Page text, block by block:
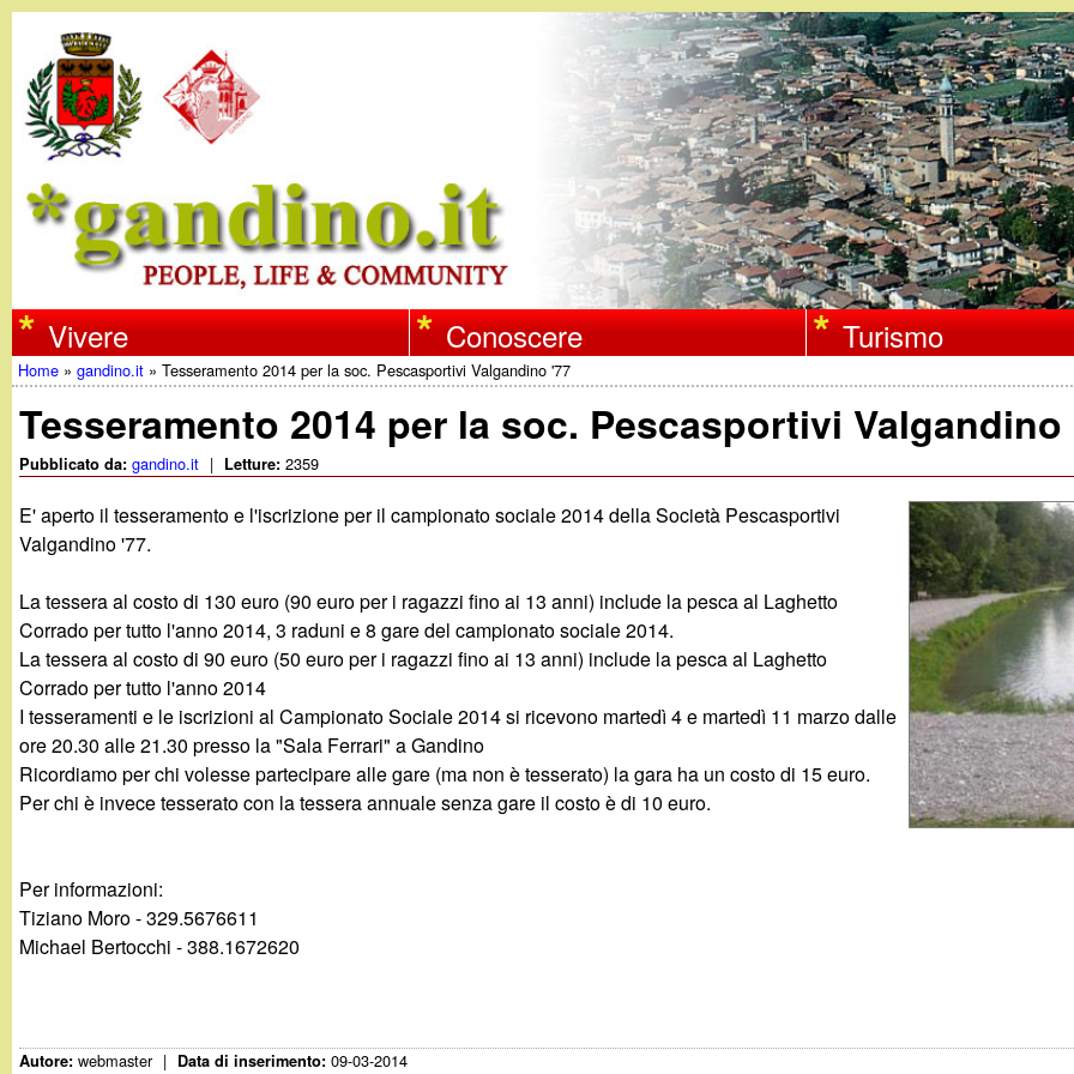
Salta
al
contenuto
principale
w
w
w
.
g
a
n
d
i
o
.
Vivere Conoscere Turismo
Tu
sei
Home »gandino.it »Tesseramento 2014 per la soc. Pescasportivi Valgandino '77
Tesseramento 2014 per la soc. Pescasportivi Valgandino
Pubblicato da:gandino.it | Letture:2359
E' aperto il tesseramento e l'iscrizione per il campionato sociale 2014 della Società Pescasportivi
Valgandino '77.
La tessera al costo di 130 euro (90 euro per i ragazzi fino ai 13 anni) include la pesca al Laghetto
Corrado per tutto l'anno 2014, 3 raduni e 8 gare del campionato sociale 2014.
La tessera al costo di 90 euro (50 euro per i ragazzi fino ai 13 anni) include la pesca al Laghetto
Corrado per tutto l'anno 2014
I tesseramenti e le iscrizioni al Campionato Sociale 2014 si ricevono martedì 4 e martedì 11 marzo dalle
ore 20.30 alle 21.30 presso la "Sala Ferrari" a Gandino
Ricordiamo per chi volesse partecipare alle gare (ma non è tesserato) la gara ha un costo di 15 euro.
Per chi è invece tesserato con la tessera annuale senza gare il costo è di 10 euro.
Per informazioni:
Tiziano Moro - 329.5676611
Michael Bertocchi - 388.1672620
Autore:webmaster | Data di inserimento:09-03-2014